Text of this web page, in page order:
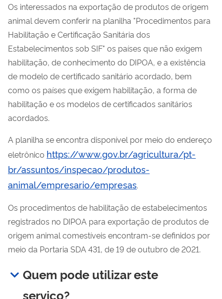
Os interessados na exportação de produtos de origem
animal devem conferir na planilha "Procedimentos para
Habilitação e Certificação Sanitária dos
Estabelecimentos sob SIF" os países que não exigem
habilitação, de conhecimento do DIPOA, e a existência
de modelo de certificado sanitário acordado, bem
como os países que exigem habilitação, a forma de
habilitação e os modelos de certificados sanitários
acordados.
A planilha se encontra disponível por meio do endereço
eletrônico https://www.gov.br/agricultura/pt-
br/assuntos/inspecao/produtos-
animal/empresario/empresas.
Os procedimentos de habilitação de estabelecimentos
registrados no DIPOA para exportação de produtos de
origem animal comestíveis encontram-se definidos por
meio da Portaria SDA 431, de 19 de outubro de 2021.
Quem pode utilizar este
serviço?